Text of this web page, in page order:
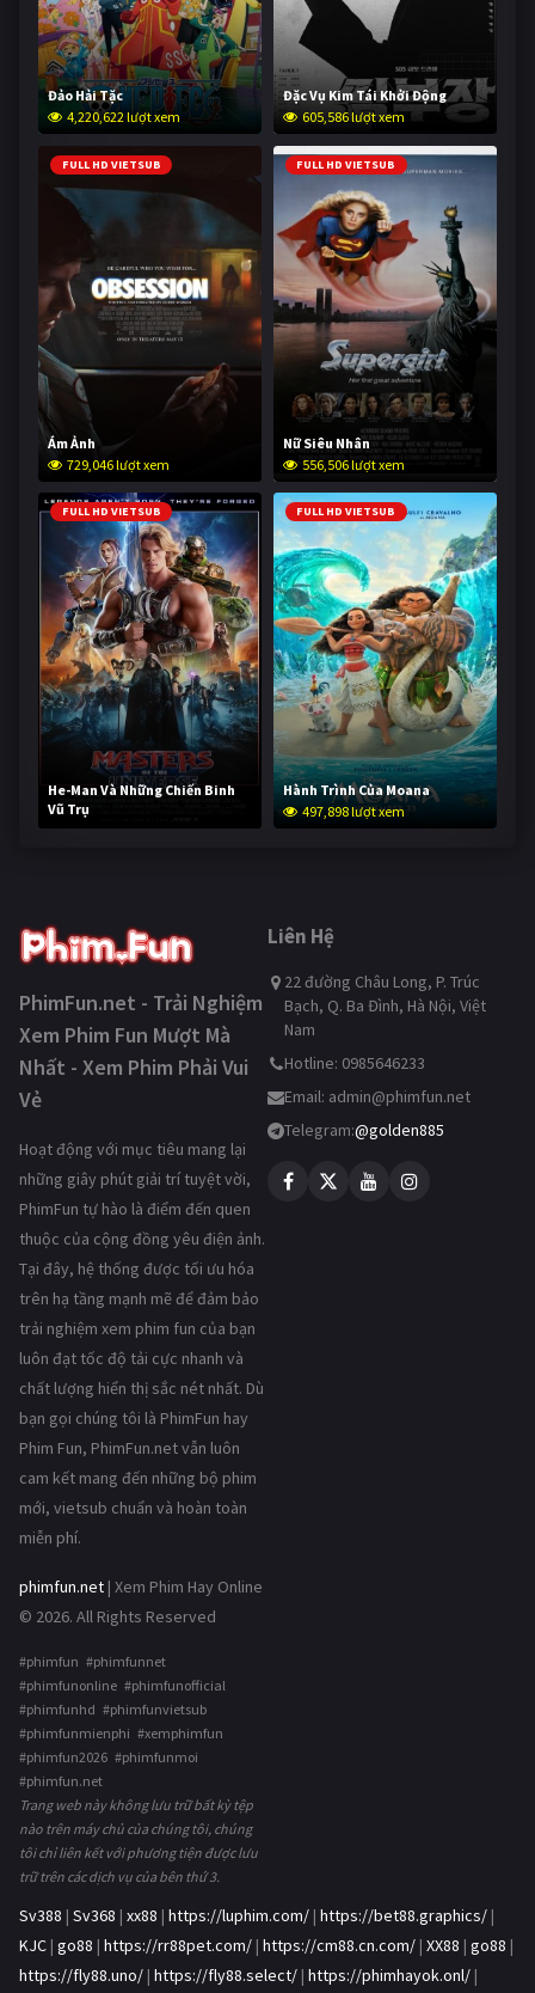
Đảo Hải Tặc
4,220,622 lượt xem
Đặc Vụ Kim Tái Khởi Động
605,586 lượt xem
FULL HD VIETSUB
Ám Ảnh
729,046 lượt xem
FULL HD VIETSUB
Nữ Siêu Nhân
556,506 lượt xem
FULL HD VIETSUB
He-Man Và Những Chiến Binh
Vũ Trụ
247,335 lượt xem
FULL HD VIETSUB
Hành Trình Của Moana
497,898 lượt xem
PhimFun.net - Trải Nghiệm
Xem Phim Fun Mượt Mà
Nhất - Xem Phim Phải Vui
Vẻ
Hoạt động với mục tiêu mang lại
những giây phút giải trí tuyệt vời,
PhimFun tự hào là điểm đến quen
thuộc của cộng đồng yêu điện ảnh.
Tại đây, hệ thống được tối ưu hóa
trên hạ tầng mạnh mẽ để đảm bảo
trải nghiệm xem phim fun của bạn
luôn đạt tốc độ tải cực nhanh và
chất lượng hiển thị sắc nét nhất. Dù
bạn gọi chúng tôi là PhimFun hay
Phim Fun, PhimFun.net vẫn luôn
cam kết mang đến những bộ phim
mới, vietsub chuẩn và hoàn toàn
miễn phí.
phimfun.net | Xem Phim Hay Online
© 2026. All Rights Reserved
#phimfun #phimfunnet
#phimfunonline #phimfunofficial
#phimfunhd #phimfunvietsub
#phimfunmienphi #xemphimfun
#phimfun2026 #phimfunmoi
#phimfun.net
Trang web này không lưu trữ bất kỳ tệp
nào trên máy chủ của chúng tôi, chúng
tôi chỉ liên kết với phương tiện được lưu
trữ trên các dịch vụ của bên thứ 3.
Liên Hệ
22 đường Châu Long, P. Trúc
Bạch, Q. Ba Đình, Hà Nội, Việt
Nam
Hotline: 0985646233
Email: admin@phimfun.net
Telegram:@golden885
Sv388 | Sv368 | xx88 | https://luphim.com/ | https://bet88.graphics/ |
KJC | go88 | https://rr88pet.com/ | https://cm88.cn.com/ | XX88 | go88 |
https://fly88.uno/ | https://fly88.select/ | https://phimhayok.onl/ |